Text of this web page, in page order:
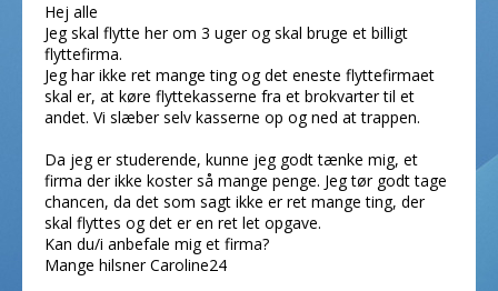
Hej alle
Jeg skal flytte her om 3 uger og skal bruge et billigt
flyttefirma.
Jeg har ikke ret mange ting og det eneste flyttefirmaet
skal er, at køre flyttekasserne fra et brokvarter til et
andet. Vi slæber selv kasserne op og ned at trappen.
Da jeg er studerende, kunne jeg godt tænke mig, et
firma der ikke koster så mange penge. Jeg tør godt tage
chancen, da det som sagt ikke er ret mange ting, der
skal flyttes og det er en ret let opgave.
Kan du/i anbefale mig et firma?
Mange hilsner Caroline24